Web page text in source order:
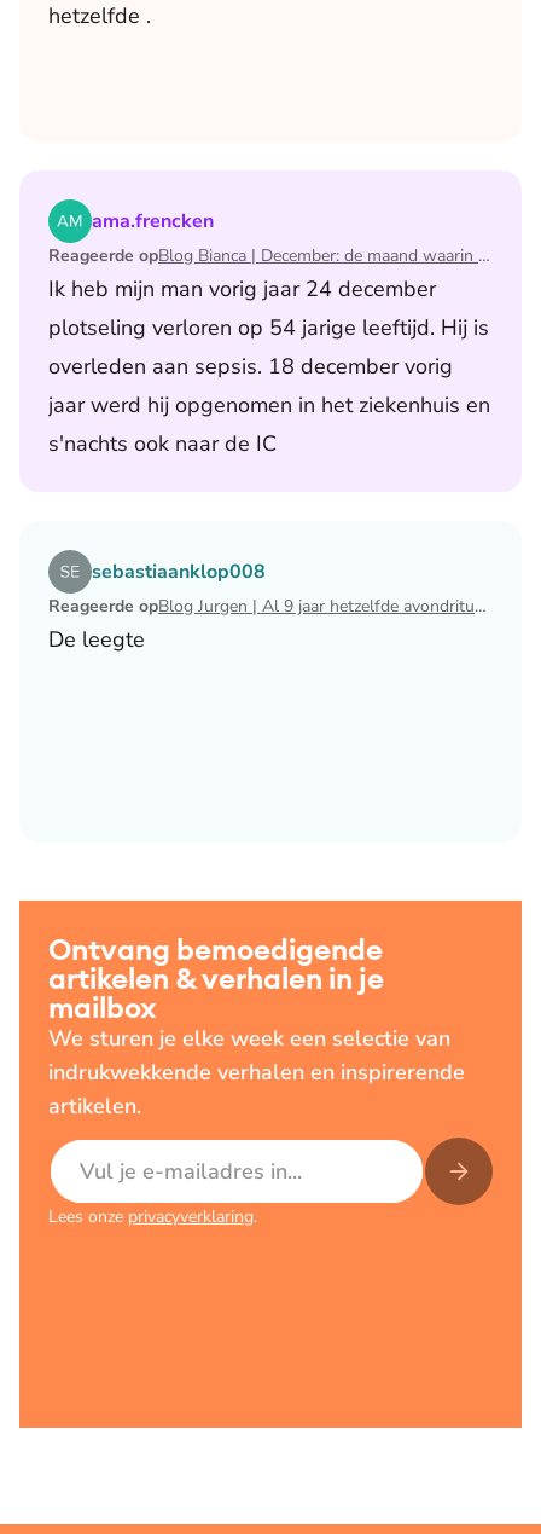
hetzelfde .
ama.frencken
Reageerde op Blog Bianca | December: de maand waarin ik mijn man verloor
Ik heb mijn man vorig jaar 24 december
plotseling verloren op 54 jarige leeftijd. Hij is
overleden aan sepsis. 18 december vorig
jaar werd hij opgenomen in het ziekenhuis en
s'nachts ook naar de IC
Lees het artikel Blog Bianca | December: de maand
sebastiaanklop008
Reageerde op Blog Jurgen | Al 9 jaar hetzelfde avondritueel
De leegte
Lees het artikel Blog Jurgen | Al 9 jaar hetzelfde
Ontvang bemoedigende
artikelen & verhalen in je
mailbox
We sturen je elke week een selectie van
indrukwekkende verhalen en inspirerende
artikelen.
E-mailadres
Lees onze privacyverklaring.